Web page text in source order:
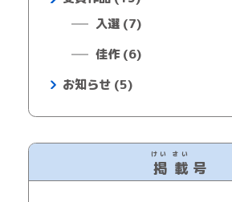
入選 (7)
佳作 (6)
お知らせ (5)
掲
けい
載
さい
号